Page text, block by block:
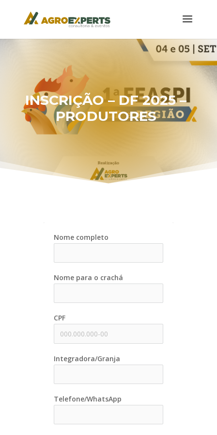
INSCRIÇÃO – DF 2025 –
PRODUTORES
Nome completo
Nome para o crachá
CPF
Integradora/Granja
Telefone/WhatsApp